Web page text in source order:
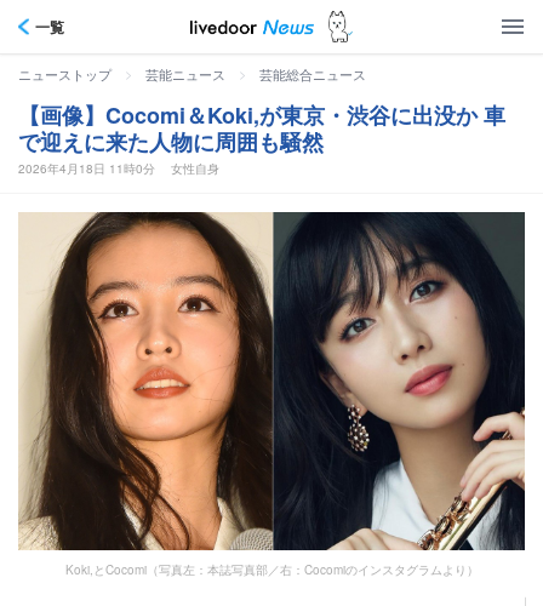
一覧
ニューストップ > 芸能ニュース > 芸能総合ニュース
【画像】Cocomi＆Koki,が東京・渋谷に出没か 車
で迎えに来た人物に周囲も騒然
2026年4月18日 11時0分 女性自身
Koki,とCocomi（写真左：本誌写真部／右：Cocomiのインスタグラムより）